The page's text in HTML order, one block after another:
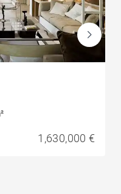
1,630,000 €